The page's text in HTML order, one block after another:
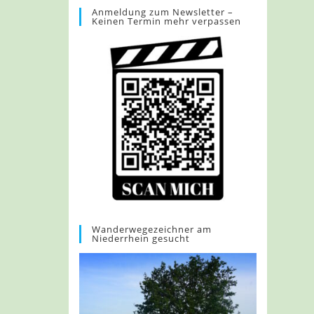
Anmeldung zum Newsletter –
Keinen Termin mehr verpassen
Wanderwegezeichner am
Niederrhein gesucht